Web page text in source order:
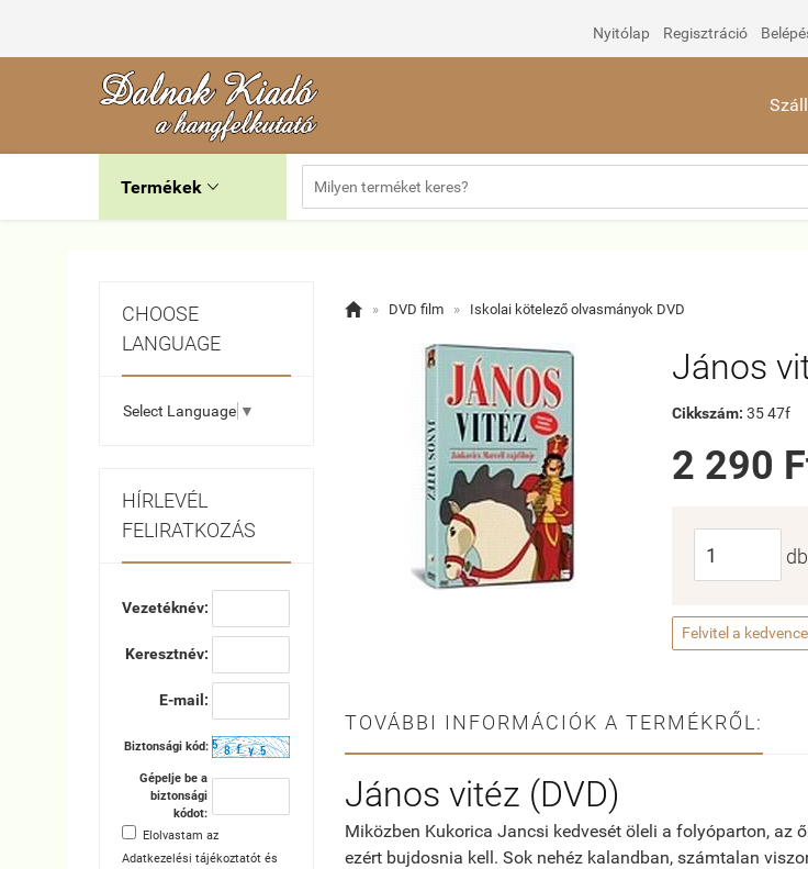
Nyitólap Regisztráció
Termékek 
CHOOSE
LANGUAGE
Select Language ▼
HÍRLEVÉL
FELIRATKOZÁS
Vezetéknév:
Keresztnév:
E-mail:
Biztonsági kód:
Gépelje be a
biztonsági
kódot:
Elolvastam az
Adatkezelési tájékoztatót és
 » DVD film » Iskolai kötelező olvasmányok DVD
János
Cikkszám: 35 47f
2 290
db
Felvitel a
TOVÁBBI INFORMÁCIÓK A TERMÉKRŐL:
János vitéz (DVD)
Miközben Kukorica Jancsi kedvesét öleli a folyóparton, az
ezért bujdosnia kell. Sok nehéz kalandban, számtalan